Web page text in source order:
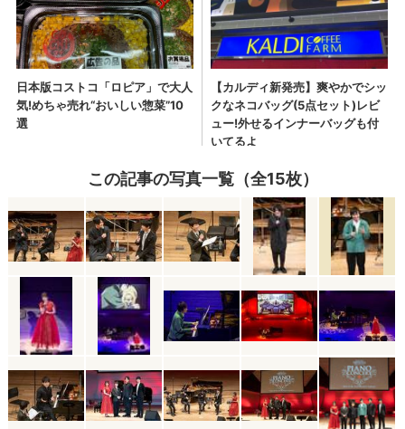
この記事の写真一覧（全15枚）